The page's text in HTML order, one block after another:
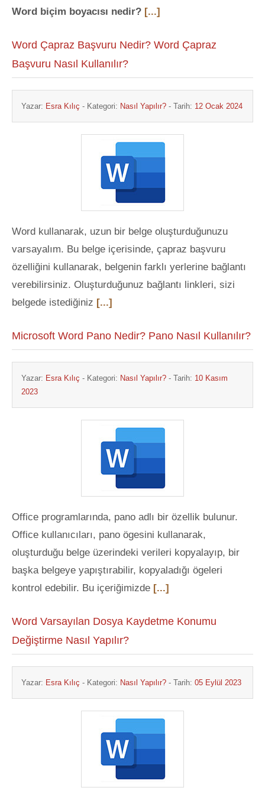
Word biçim boyacısı nedir? [...]
Word Çapraz Başvuru Nedir? Word Çapraz
Başvuru Nasıl Kullanılır?
Yazar: Esra Kılıç - Kategori: Nasıl Yapılır? - Tarih: 12 Ocak 2024
Word kullanarak, uzun bir belge oluşturduğunuzu
varsayalım. Bu belge içerisinde, çapraz başvuru
özelliğini kullanarak, belgenin farklı yerlerine bağlantı
verebilirsiniz. Oluşturduğunuz bağlantı linkleri, sizi
belgede istediğiniz [...]
Microsoft Word Pano Nedir? Pano Nasıl Kullanılır?
Yazar: Esra Kılıç - Kategori: Nasıl Yapılır? - Tarih: 10 Kasım
2023
Office programlarında, pano adlı bir özellik bulunur.
Office kullanıcıları, pano ögesini kullanarak,
oluşturduğu belge üzerindeki verileri kopyalayıp, bir
başka belgeye yapıştırabilir, kopyaladığı ögeleri
kontrol edebilir. Bu içeriğimizde [...]
Word Varsayılan Dosya Kaydetme Konumu
Değiştirme Nasıl Yapılır?
Yazar: Esra Kılıç - Kategori: Nasıl Yapılır? - Tarih: 05 Eylül 2023